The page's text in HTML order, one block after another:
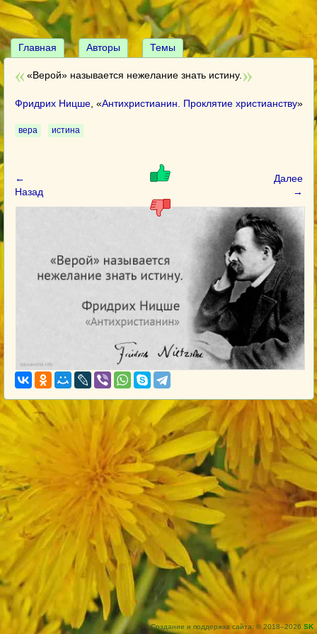
Главная Авторы Темы
«Верой» называется нежелание знать истину.
Фридрих Ницше , «Антихристианин. Проклятие христианству»
вера истина
←
Назад
Далее
→
Создание и поддержка сайта: © 2018–2026 SK